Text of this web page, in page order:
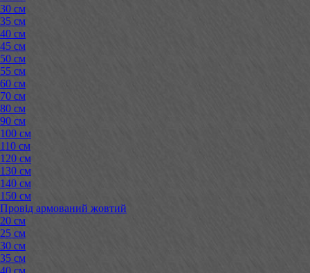
30 см
35 см
40 см
45 см
50 см
55 см
60 см
70 см
80 см
90 см
100 см
110 см
120 см
130 см
140 см
150 см
Провід армований жовтий
20 см
25 см
30 см
35 см
40 см